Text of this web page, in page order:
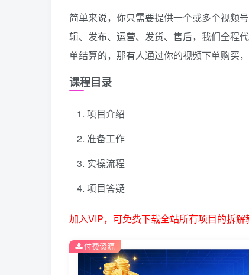
简单来说，你只需要提供一个或多个视频
辑、发布、运营、发货、售后，我们全程
单结算的，那有人通过你的视频下单购买，
课程目录
项目介绍
准备工作
实操流程
项目答疑
加入VIP，可免费下载全站所有项目的拆解
付费资源